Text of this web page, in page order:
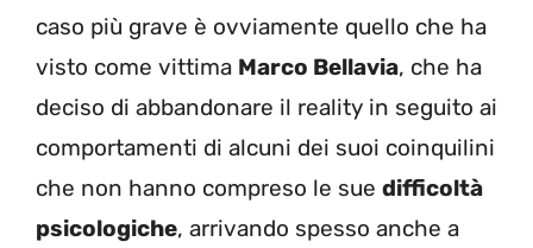
caso più grave è ovviamente quello che ha
visto come vittima Marco Bellavia, che ha
deciso di abbandonare il reality in seguito ai
comportamenti di alcuni dei suoi coinquilini
che non hanno compreso le sue difficoltà
psicologiche, arrivando spesso anche a